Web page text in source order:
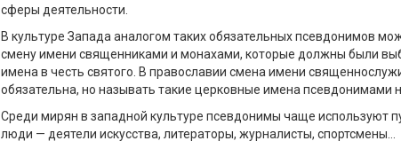
сферы деятельности.
В культуре Запада аналогом таких обязательных псевдонимов
смену имени священниками и монахами, которые должны были
имена в честь святого. В православии смена имени
обязательна, но называть такие церковные имена псевдонимами
Среди мирян в западной культуре псевдонимы чаще используют
люди — деятели искусства, литераторы, журналисты, спортсмены…